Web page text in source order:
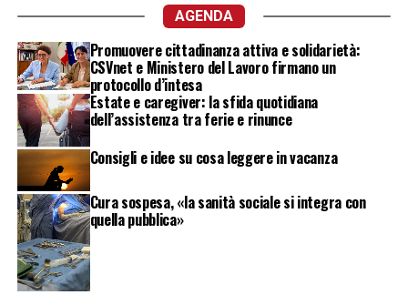
AGENDA
Promuovere cittadinanza attiva e solidarietà:
CSVnet e Ministero del Lavoro firmano un
protocollo d’intesa
Estate e caregiver: la sfida quotidiana
dell’assistenza tra ferie e rinunce
Consigli e idee su cosa leggere in vacanza
Cura sospesa, «la sanità sociale si integra con
quella pubblica»